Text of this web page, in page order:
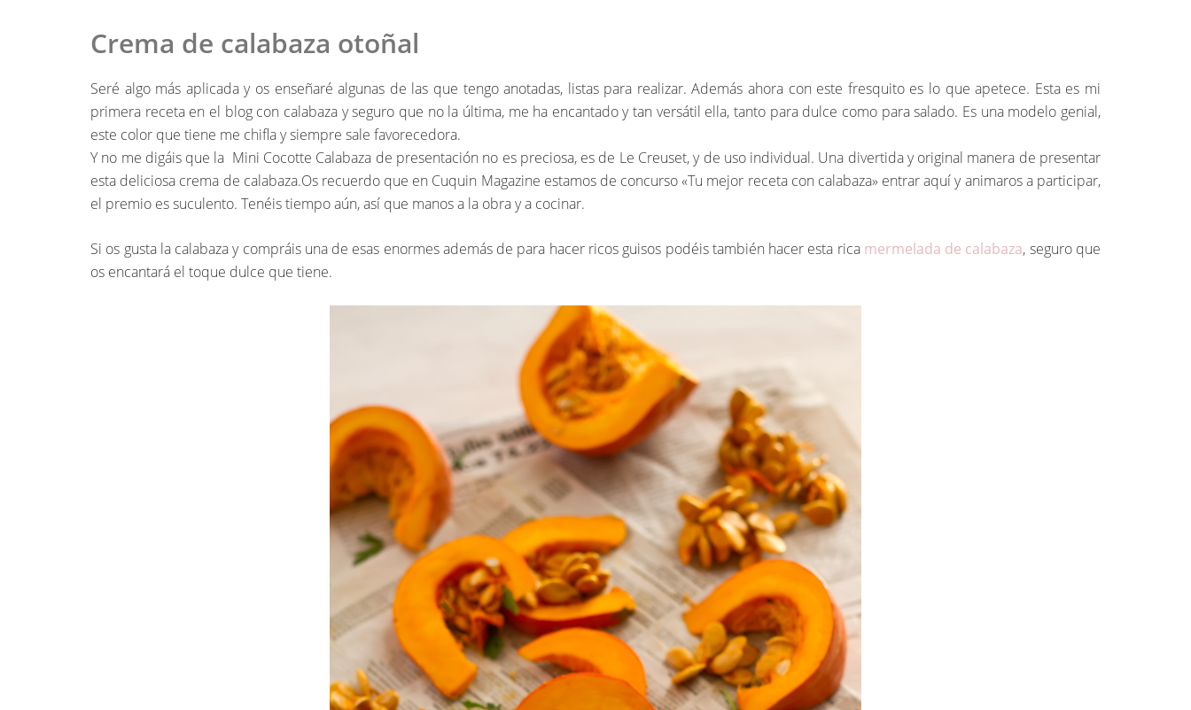
Crema de calabaza otoñal
Seré algo más aplicada y os enseñaré algunas de las que tengo anotadas, listas para realizar. Además ahora con este fresquito es lo que apetece. Esta es mi
primera receta en el blog con calabaza y seguro que no la última, me ha encantado y tan versátil ella, tanto para dulce como para salado. Es una modelo genial,
este color que tiene me chifla y siempre sale favorecedora.
Y no me digáis que la Mini Cocotte Calabaza de presentación no es preciosa, es de Le Creuset, y de uso individual. Una divertida y original manera de presentar
esta deliciosa crema de calabaza.Os recuerdo que en Cuquin Magazine estamos de concurso «Tu mejor receta con calabaza» entrar aquí y animaros a participar,
el premio es suculento. Tenéis tiempo aún, así que manos a la obra y a cocinar.
Si os gusta la calabaza y compráis una de esas enormes además de para hacer ricos guisos podéis también hacer esta rica mermelada de calabaza, seguro que
os encantará el toque dulce que tiene.